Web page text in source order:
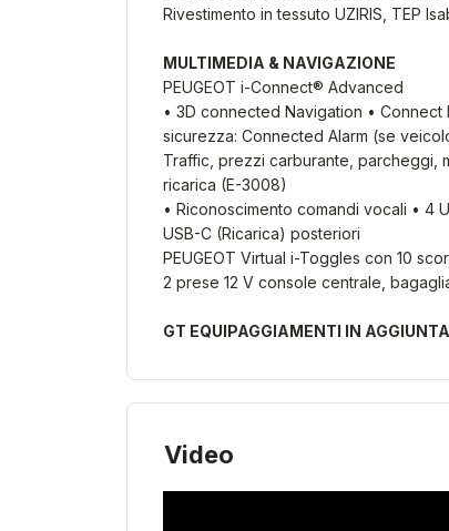
Rivestimento in tessuto UZIRIS, TEP
MULTIMEDIA & NAVIGAZIONE
PEUGEOT i-Connect® Advanced
• 3D connected Navigation •
sicurezza: Connected Alarm (se
Traffic, prezzi carburante, parcheggi,
ricarica (E-3008)
• Riconoscimento comandi vocali • 4
USB-C (Ricarica) posteriori
PEUGEOT Virtual i-Toggles con 10
2 prese 12 V console centrale,
GT EQUIPAGGIAMENTI IN
Video